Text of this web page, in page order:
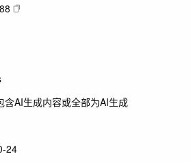
含AI生成内容或全部为AI生成
24